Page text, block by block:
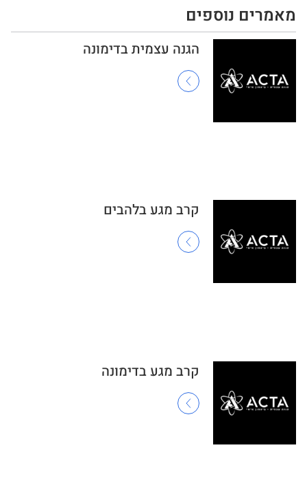
מאמרים נוספים
הגנה עצמית בדימונה
קרב מגע בלהבים
קרב מגע בדימונה